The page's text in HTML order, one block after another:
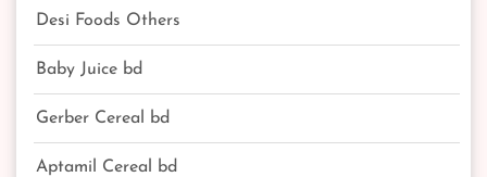
Desi Foods Others
Baby Juice bd
Gerber Cereal bd
Aptamil Cereal bd